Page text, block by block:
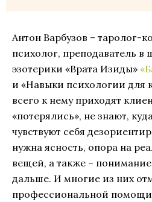
Антон Варбузов – таролог-
психолог, преподаватель в
эзотерики «Врата Изиды»
и «Навыки психологии для
всего к нему приходят
«потерялись», не знают,
чувствуют себя
нужна ясность, опора на
вещей, а также –
дальше. И многие из них
профессиональной помощи